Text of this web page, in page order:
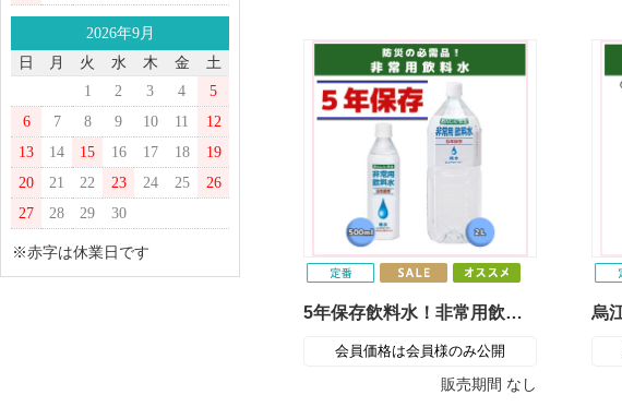
2026年9月
日
月 火 水 木 金
土
1
2 3 4
5
6
7 8 9 10 11
12
13
14 15 16 17 18
19
20
21 22 23 24 25
26
27
28 29 30
※赤字は休業日です
5年保存飲料水！非常用飲料水（プリオ・ブレンデックス）
会員価格は会員様のみ公開
販売期間 なし